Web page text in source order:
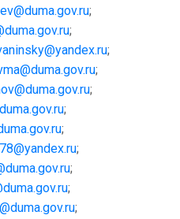
;
;
;
;
;
;
;
;
;
;
;